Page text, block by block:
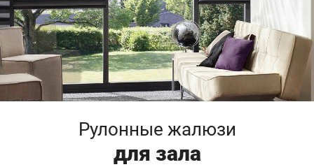
Рулонные жалюзи
для зала